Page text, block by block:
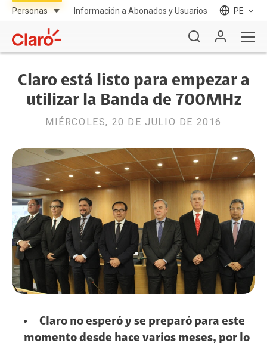
Información a Abonados y Usuarios PE
Claro está listo para empezar a
utilizar la Banda de 700MHz
MIÉRCOLES, 20 DE JULIO DE 2016
Claro no esperó y se preparó para este
momento desde hace varios meses, por lo